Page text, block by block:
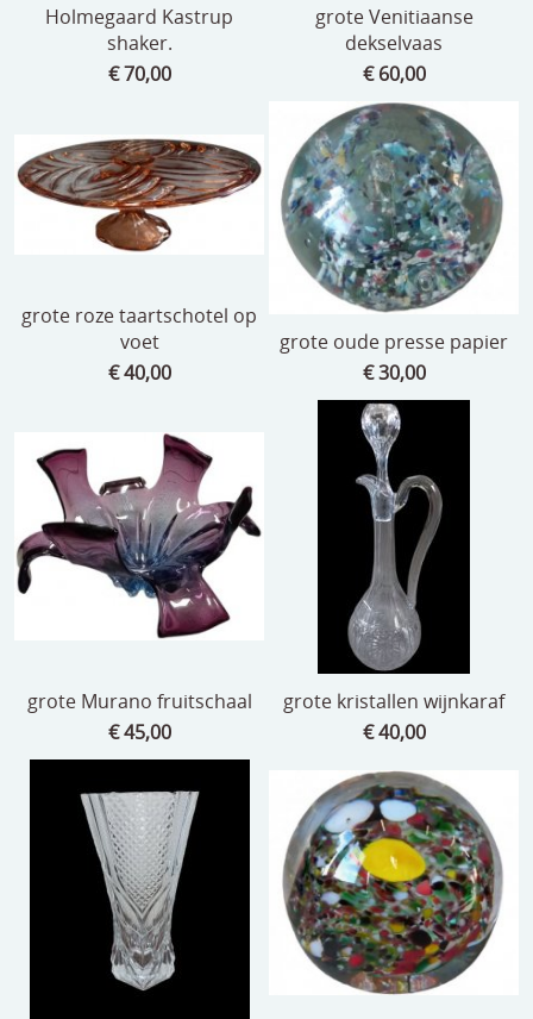
Holmegaard Kastrup
shaker.
€ 70,00
grote Venitiaanse
dekselvaas
€ 60,00
grote roze taartschotel op
voet
€ 40,00
grote oude presse papier
€ 30,00
grote Murano fruitschaal
€ 45,00
grote kristallen wijnkaraf
€ 40,00